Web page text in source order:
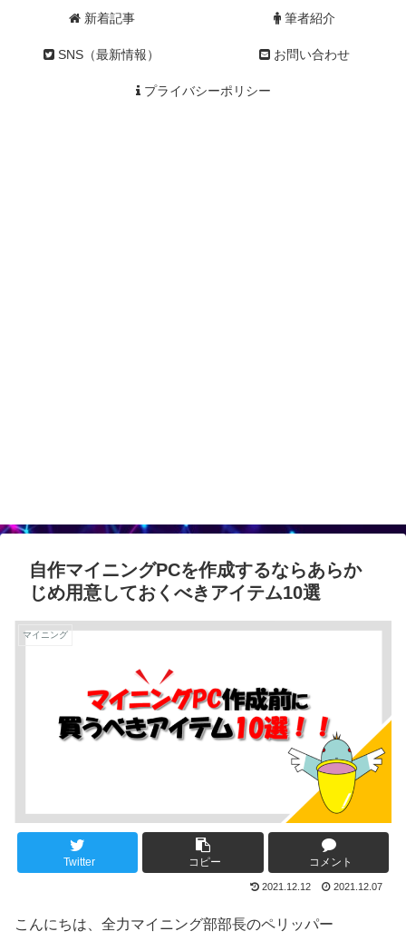
新着記事 筆者紹介
SNS（最新情報） お問い合わせ
プライバシーポリシー
自作マイニングPCを作成するならあらか
じめ用意しておくべきアイテム10選
マイニング
Twitter コピー コメント
2021.12.12 2021.12.07
こんにちは、全力マイニング部部長のペリッパー